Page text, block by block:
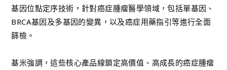
基因位點定序技術，針對癌症腫瘤醫學領域，包括單基因、
BRCA基因及多基因的變異，以及癌症用藥指引等進行全面
篩檢。
基米強調，這些核心產品線鎖定高價值、高成長的癌症腫瘤